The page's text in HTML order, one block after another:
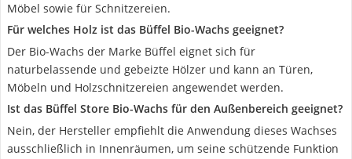
Möbel sowie für Schnitzereien.
Für welches Holz ist das Büffel Bio-Wachs geeignet?
Der Bio-Wachs der Marke Büffel eignet sich für
naturbelassende und gebeizte Hölzer und kann an Türen,
Möbeln und Holzschnitzereien angewendet werden.
Ist das Büffel Store Bio-Wachs für den Außenbereich geeignet?
Nein, der Hersteller empfiehlt die Anwendung dieses Wachses
ausschließlich in Innenräumen, um seine schützende Funktion